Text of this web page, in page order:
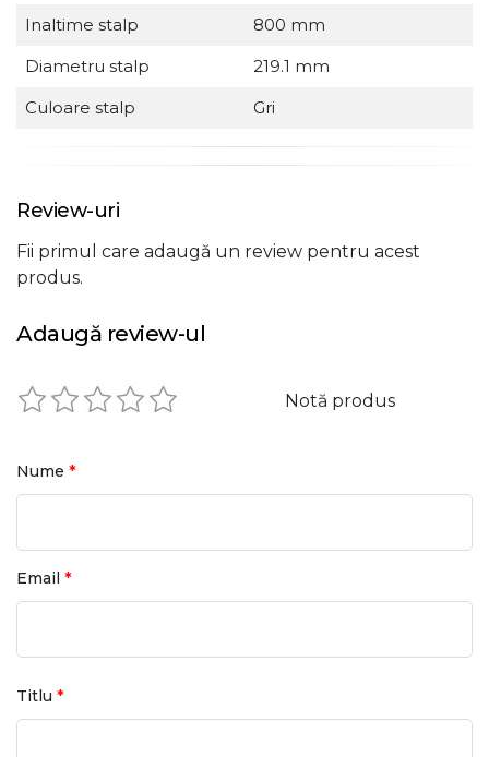
Inaltime stalp
800 mm
Diametru stalp
219.1 mm
Culoare stalp
Gri
Review-uri
Fii primul care adaugă un review pentru acest
produs.
Adaugă review-ul
Notă produs
Nume *
Email *
Titlu *